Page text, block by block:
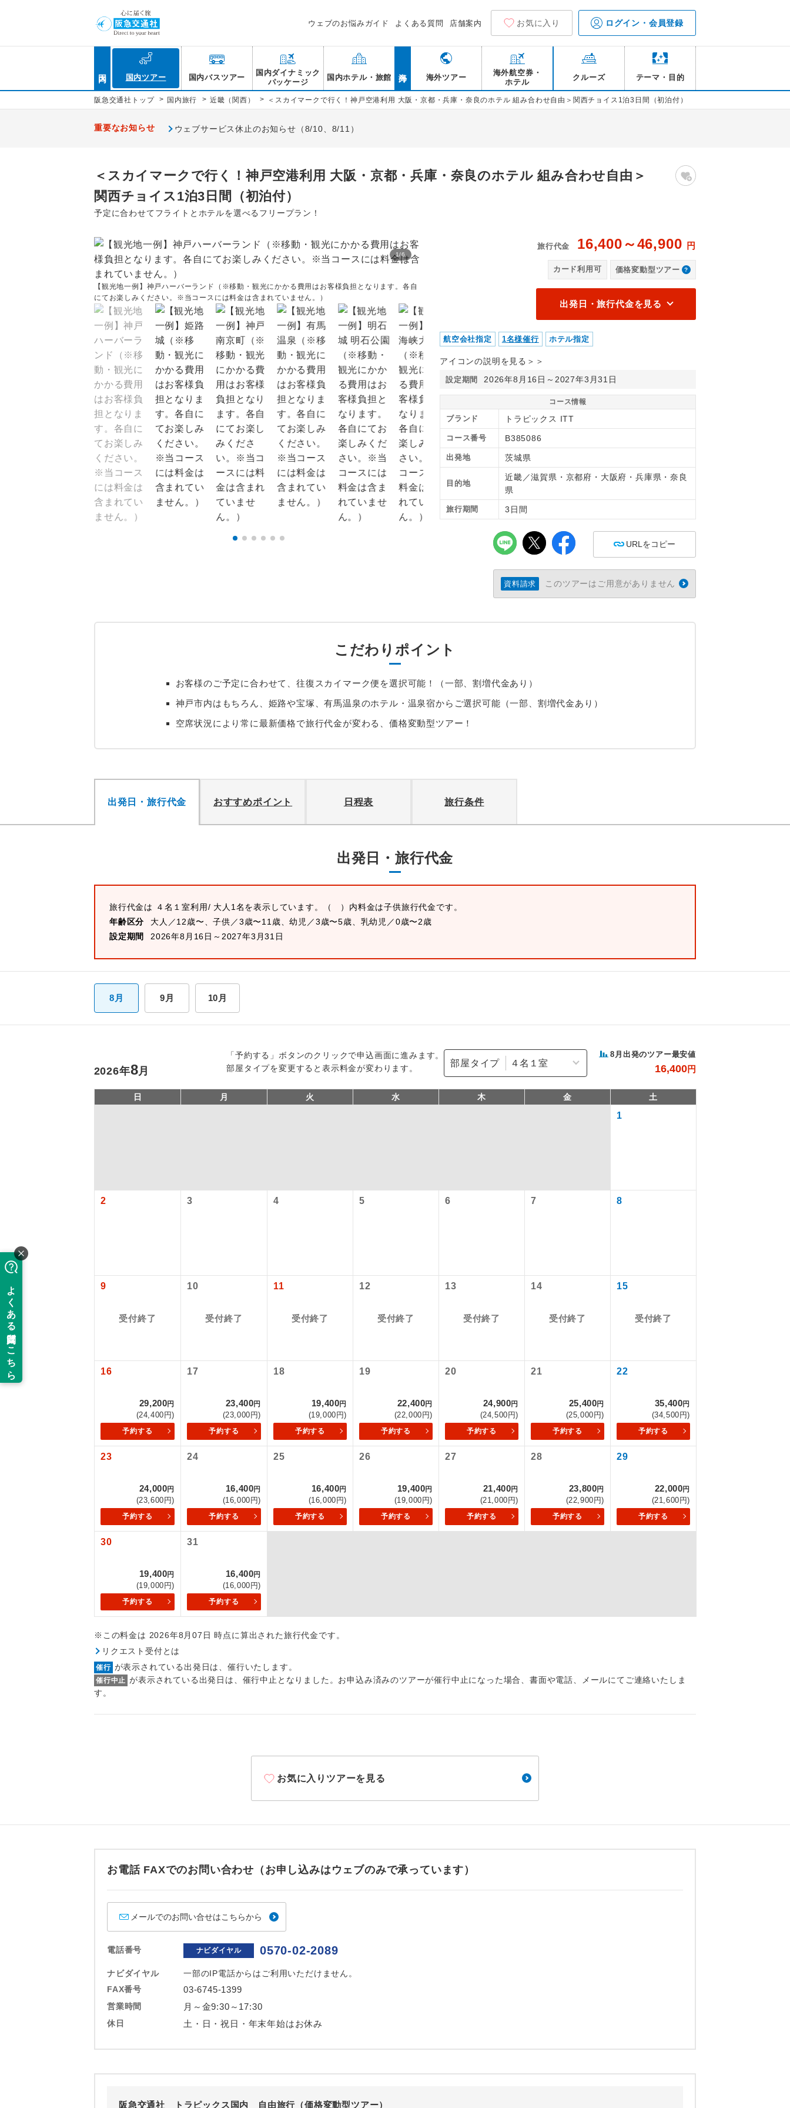
ウェブのお悩みガイド よくある質問 店舗案内 お気に入り ログイン・会員登録
国内ツアー 国内バスツアー
国内ダイナミック
パッケージ
国内ホテル・旅館 海外ツアー
海外航空券・
ホテル
クルーズ テーマ・目的
阪急交通社トップ > 国内旅行 > 近畿（関西） > ＜スカイマークで行く！神戸空港利用 大阪・京都・兵庫・奈良のホテル 組み合わせ自由＞関西チョイス1泊3日間（初泊付）
重要なお知らせ ウェブサービス休止のお知らせ（8/10、8/11）
＜スカイマークで行く！神戸空港利用 大阪・京都・兵庫・奈良のホテル 組み合わせ自由＞
関西チョイス1泊3日間（初泊付）
予定に合わせてフライトとホテルを選べるフリープラン！
1/6
【観光地一例】神戸ハーバーランド（※移動・観光にかかる費用はお客様負担となります。各自
にてお楽しみください。※当コースには料金は含まれていません。）
旅行代金 16,400～46,900 円
カード利用可 価格変動型ツアー
出発日・旅行代金を見る
航空会社指定 1名様催行 ホテル指定
アイコンの説明を見る＞＞
設定期間 2026年8月16日～2027年3月31日
コース情報
ブランド トラピックス ITT
コース番号 B385086
出発地 茨城県
目的地
近畿／滋賀県・京都府・大阪府・兵庫県・奈良
県
旅行期間 3日間
URLをコピー
資料請求 このツアーはご用意がありません
こだわりポイント
お客様のご予定に合わせて、往復スカイマーク便を選択可能！（一部、割増代金あり）
神戸市内はもちろん、姫路や宝塚、有馬温泉のホテル・温泉宿からご選択可能（一部、割増代金あり）
空席状況により常に最新価格で旅行代金が変わる、価格変動型ツアー！
出発日・旅行代金 おすすめポイント 日程表 旅行条件
出発日・旅行代金
旅行代金は ４名１室利用/ 大人1名を表示しています。
（ ）内料金は子供旅行代金です。
年齢区分
大人／12歳〜、子供／3歳〜11歳、幼児／3歳〜5歳、乳幼児／0歳〜2歳
設定期間
2026年8月16日～2027年3月31日
8月 9月 10月
「予約する」ボタンのクリックで申込画面に進みます。
部屋タイプを変更すると表示料金が変わります。
部屋タイプ
8 月出発のツアー最安値
16,400円
2026年8月
日 月 火 水 木 金 土
1
2 3 4 5 6 7 8
9
受付終了
10
受付終了
11
受付終了
12
受付終了
13
受付終了
14
受付終了
15
受付終了
16
29,200円
(24,400円)
予約する
17
23,400円
(23,000円)
予約する
18
19,400円
(19,000円)
予約する
19
22,400円
(22,000円)
予約する
20
24,900円
(24,500円)
予約する
21
25,400円
(25,000円)
予約する
22
35,400円
(34,500円)
予約する
23
24,000円
(23,600円)
予約する
24
16,400円
(16,000円)
予約する
25
16,400円
(16,000円)
予約する
26
19,400円
(19,000円)
予約する
27
21,400円
(21,000円)
予約する
28
23,800円
(22,900円)
予約する
29
22,000円
(21,600円)
予約する
30
19,400円
(19,000円)
予約する
31
16,400円
(16,000円)
予約する
※この料金は 2026年8月07日 時点に算出された旅行代金です。
リクエスト受付とは
催行 が表示されている出発日は、催行いたします。
催行中止 が表示されている出発日は、催行中止となりました。お申込み済みのツアーが催行中止になった場合、書面や電話、メールにてご連絡いたしま
す。
お気に入りツアーを見る
お電話 FAXでのお問い合わせ（お申し込みはウェブのみで承っています）
メールでのお問い合せはこちらから
電話番号 ナビダイヤル 0570-02-2089
ナビダイヤル
一部のIP電話からはご利用いただけません。
FAX番号
03-6745-1399
営業時間 月～金9:30～17:30
休日 土・日・祝日・年末年始はお休み
阪急交通社 トラピックス国内 自由旅行（価格変動型ツアー）
「価格変動型ツアー」に関するご案内
航空会社が設定する「個人包括旅行運賃」を利用したツアーです。
お申し込み時期・ご利用便の空席状況によって料金が変動いたします。
以下の注意事項をあらかじめご了承いただきますようお願いいたします。
お支払いは、クレジットカード決済のみとなります。
ご予約方法について
ウェブ限定コースとなりますので、コールセンター及びカウンターでのお申し込みはできま
アイコン 説明
現地添乗員同行
同行します。
世界遺産
絶景 絶景スポットに立ち寄るコースです。
温泉 温泉地にも宿泊するコースです。
露天風呂 ご宿泊ホテルに露天風呂が付いています。
大浴場 ご宿泊ホテルに大浴場が付いています。
全食事付き
全てのお食事が付いていますので、お食事の心配はいりませ
ん。（機内食を除く）
トラベルイヤホン
おひとり様参加限定 おひとり様限定でご参加いただけるコースです。
女性限定 女性限定でご参加いただけるコースです。
年齢制限あり ご参加にあたり年齢に制限があるコースです。
す。
ホテル指定 ご紹介するホテルを指定したコースです。
おひとり様でバス席を2席利⽤できます。